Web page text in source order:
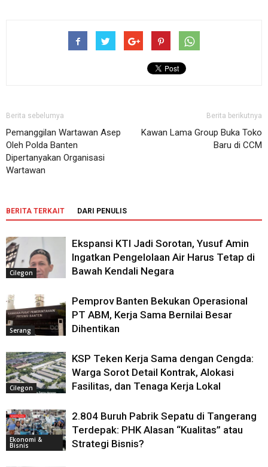
Berita sebelumya
Pemanggilan Wartawan Asep
Oleh Polda Banten
Dipertanyakan Organisasi
Wartawan
Berita berikutnya
Kawan Lama Group Buka Toko
Baru di CCM
BERITA TERKAIT DARI PENULIS
Cilegon
Ekspansi KTI Jadi Sorotan, Yusuf Amin
Ingatkan Pengelolaan Air Harus Tetap di
Bawah Kendali Negara
Serang
Pemprov Banten Bekukan Operasional
PT ABM, Kerja Sama Bernilai Besar
Dihentikan
Cilegon
KSP Teken Kerja Sama dengan Cengda:
Warga Sorot Detail Kontrak, Alokasi
Fasilitas, dan Tenaga Kerja Lokal
Ekonomi &
Bisnis
2.804 Buruh Pabrik Sepatu di Tangerang
Terdepak: PHK Alasan “Kualitas” atau
Strategi Bisnis?